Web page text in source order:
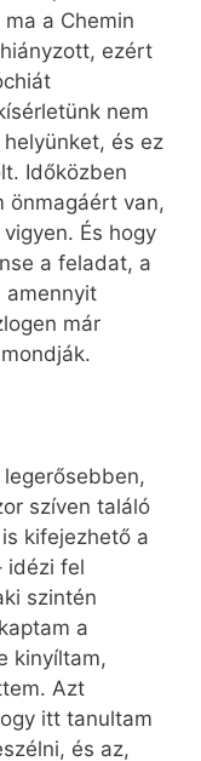
a Chemin
ezért
nem
és ez
Időközben
önmagáért van,
És hogy
a feladat, a
amennyit
már
szíven találó
kifejezhető a
idézi fel
szintén
a
kinyíltam,
Azt
itt tanultam
és az,